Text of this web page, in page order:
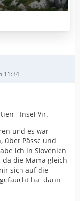
11:34
- Insel Vir.
und es war
über Pässe und
ich in Slovenien
die Mama gleich
sich auf die
hat dann